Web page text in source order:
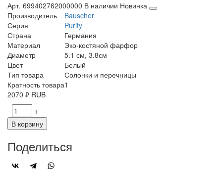
Арт. 699402762000000 В наличии Новинка
Производитель
Bauscher
Серия
Purity
Страна
Германия
Материал
Эко-костяной фарфор
Диаметр
5.1 см, 3.8см
Цвет
Белый
Тип товара
Солонки и перечницы
Кратность товара1
2070 ₽ RUB
-
+
В корзину
Поделиться